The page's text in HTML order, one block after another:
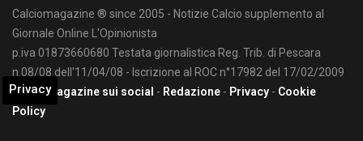
Calciomagazine ® since 2005 - Notizie Calcio supplemento al
Giornale Online L'Opinionista
p.iva 01873660680 Testata giornalistica Reg. Trib. di Pescara
n.08/08 dell'11/04/08 - Iscrizione al ROC n°17982 del 17/02/2009
Calciomagazine sui social - Redazione - Privacy - Cookie
Policy
Privacy